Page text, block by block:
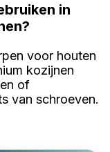
in
voor houten
kozijnen
of
van schroeven.